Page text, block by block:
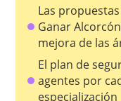
Las
Ganar
mejora de las
El plan de
agentes por
especialización